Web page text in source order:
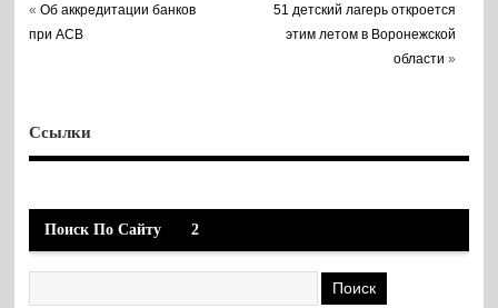
«Об аккредитации банков
при АСВ
51 детский лагерь откроется
этим летом в Воронежской
области »
Ссылки
Поиск По Сайту 2